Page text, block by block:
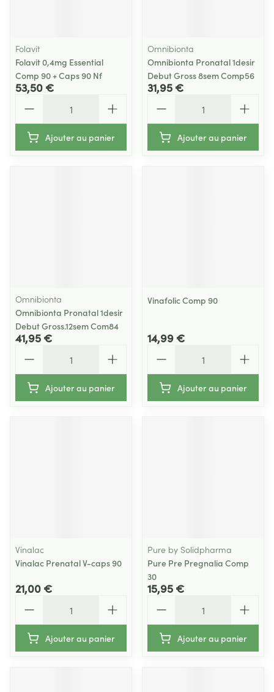
Folavit
Folavit 0,4mg Essential
Comp 90 + Caps 90 Nf
53,50 €
Ajouter au panier
Omnibionta
Omnibionta Pronatal 1desir
Debut Gross 8sem Comp56
31,95 €
Ajouter au panier
Omnibionta
Omnibionta Pronatal 1desir
Debut Gross.12sem Com84
41,95 €
Ajouter au panier
Vinafolic Comp 90
14,99 €
Ajouter au panier
Vinalac
Vinalac Prenatal V-caps 90
21,00 €
Ajouter au panier
Pure by Solidpharma
Pure Pre Pregnalia Comp
30
15,95 €
Ajouter au panier